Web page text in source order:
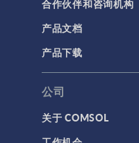
网格
集群计算和云计算
3D 打印
合作伙伴和咨询机构
产品文档
产品下载
公司
关于 COMSOL